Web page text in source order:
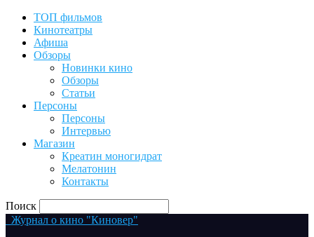
ТОП фильмов
Кинотеатры
Афиша
Обзоры
Новинки кино
Обзоры
Статьи
Персоны
Персоны
Интервью
Магазин
Креатин моногидрат
Мелатонин
Контакты
Поиск
Журнал о кино "Киновер"